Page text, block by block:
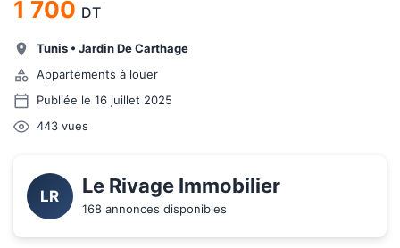
1 700 DT
Tunis • Jardin De Carthage
Appartements à louer
Publiée le 16 juillet 2025
443 vues
LR Le Rivage Immobilier
168 annonces disponibles